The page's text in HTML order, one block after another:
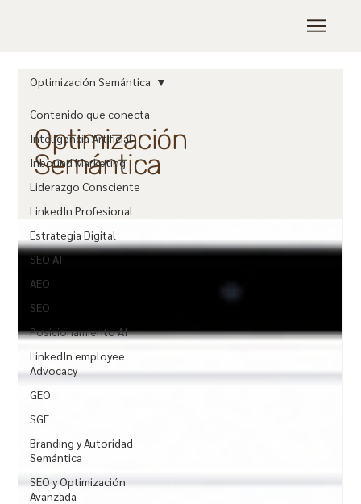
Contenido que conecta
Inteligencia Artificial
Inbound Marketing
Liderazgo Consciente
LinkedIn Profesional
Estrategia Digital
SEO AI
AEO
SEO
Posicionamiento AI
LinkedIn employee
Advocacy
GEO
SGE
Branding y Autoridad
Semántica
SEO y Optimización
Avanzada
Optimización Semántica
Optimización
Semántica